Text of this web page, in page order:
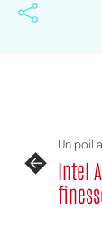
Un poil
Intel